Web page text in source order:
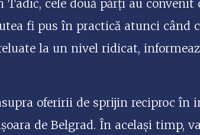
cele două părți au convenit
fi pus în practică atunci când
la un nivel ridicat,
oferirii de sprijin reciproc în
de Belgrad. În același timp,